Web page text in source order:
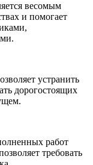
весомым
и помогает
устранить
дорогостоящих
работ
требовать